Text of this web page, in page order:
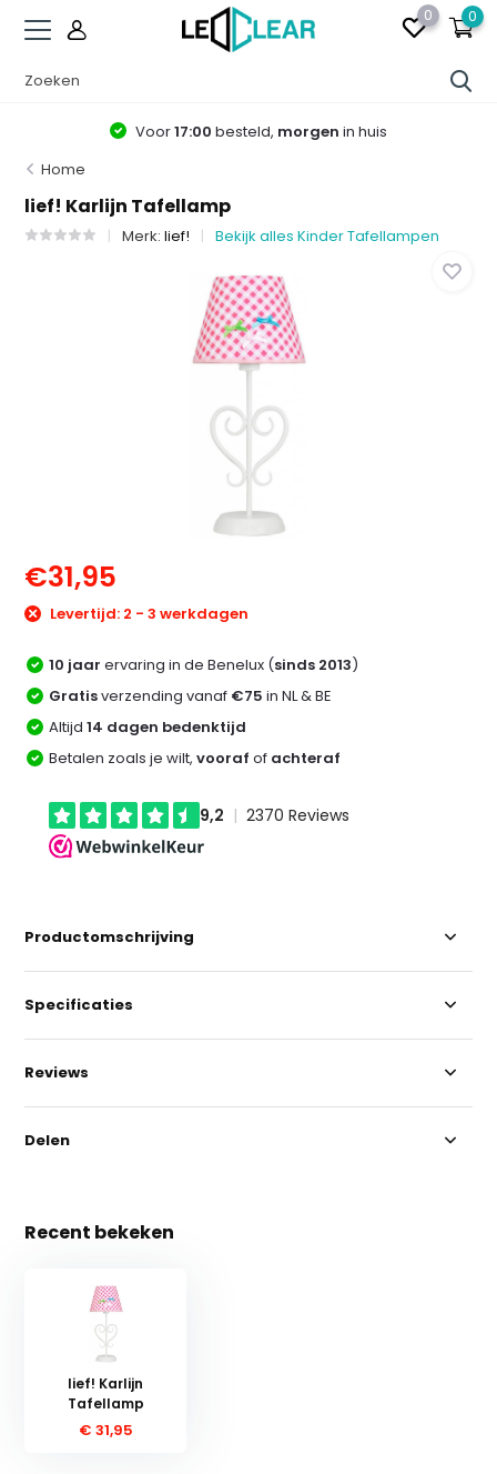
0 0
Voor17:00 besteld, morgen in huis
Home
lief! Karlijn Tafellamp
Merk:lief! Bekijk alles Kinder Tafellampen
€31,95
Levertijd: 2 - 3 werkdagen
10 jaar ervaring in de Benelux (sinds 2013)
Gratisverzending vanaf €75 in NL & BE
Altijd14 dagen bedenktijd
Betalen zoals je wilt,vooraf of achteraf
Productomschrijving
Specificaties
Reviews
Delen
Recent bekeken
lief! Karlijn
Tafellamp
€ 31,95